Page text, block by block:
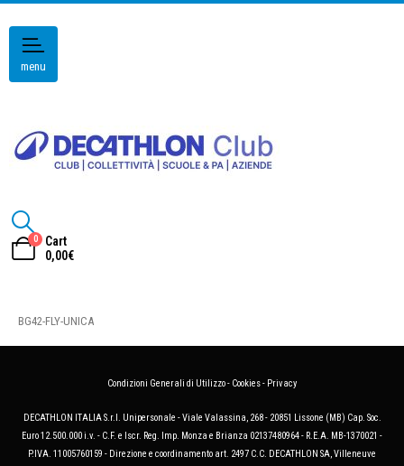
menu
0
Cart
0,00€
BG42-FLY-UNICA
Condizioni Generali di Utilizzo- Cookies- Privacy
DECATHLON ITALIA S.r.l. Unipersonale - Viale Valassina, 268 - 20851 Lissone (MB) Cap. Soc.
Euro 12.500.000 i.v. - C.F. e Iscr. Reg. Imp. Monza e Brianza 02137480964 - R.E.A. MB-1370021 -
P.IVA. 11005760159 - Direzione e coordinamento art. 2497 C.C. DECATHLON SA, Villeneuve